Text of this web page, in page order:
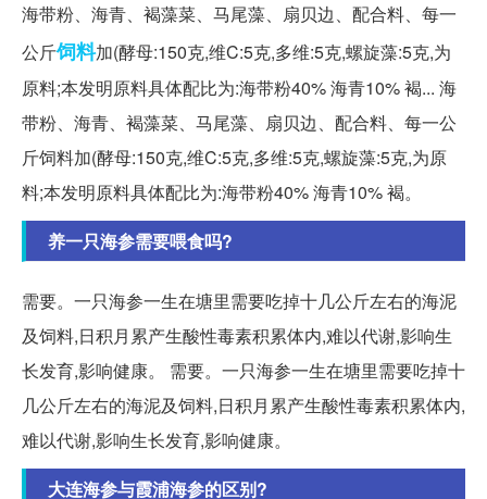
海带粉、海青、褐藻菜、马尾藻、扇贝边、配合料、每一
公斤饲料加(酵母:150克,维C:5克,多维:5克,螺旋藻:5克,为
原料;本发明原料具体配比为:海带粉40% 海青10% 褐... 海
带粉、海青、褐藻菜、马尾藻、扇贝边、配合料、每一公
斤饲料加(酵母:150克,维C:5克,多维:5克,螺旋藻:5克,为原
料;本发明原料具体配比为:海带粉40% 海青10% 褐。
养一只海参需要喂食吗?
需要。一只海参一生在塘里需要吃掉十几公斤左右的海泥
及饲料,日积月累产生酸性毒素积累体内,难以代谢,影响生
长发育,影响健康。 需要。一只海参一生在塘里需要吃掉十
几公斤左右的海泥及饲料,日积月累产生酸性毒素积累体内,
难以代谢,影响生长发育,影响健康。
大连海参与霞浦海参的区别?